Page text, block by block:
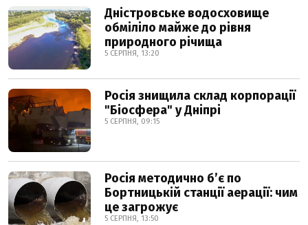
Дністровське водосховище
обміліло майже до рівня
природного річища
5 СЕРПНЯ, 13:20
Росія знищила склад корпорації
"Біосфера" у Дніпрі
5 СЕРПНЯ, 09:15
Росія методично б’є по
Бортницькій станції аерації: чим
це загрожує
5 СЕРПНЯ, 13:50